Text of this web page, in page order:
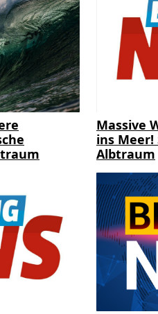
Massive
ins Meer!
Albtraum